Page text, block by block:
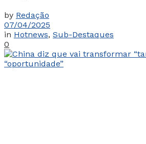
by Redação
07/04/2025
in Hotnews, Sub-Destaques
0